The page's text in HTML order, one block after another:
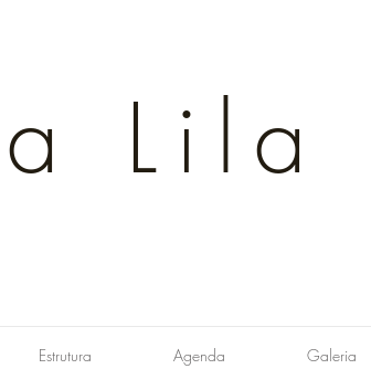
Lila
Estrutura Agenda Galeria